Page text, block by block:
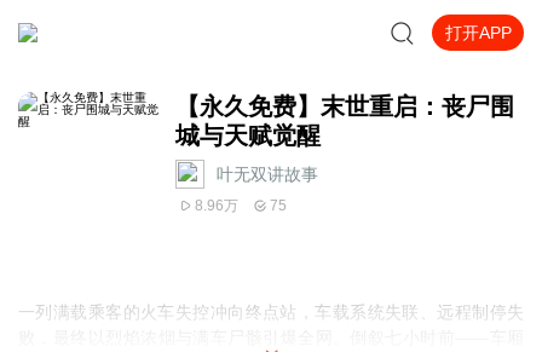
打开APP
【永久免费】末世重启：丧尸围
城与天赋觉醒
叶无双讲故事
8.96万 75
一列满载乘客的火车失控冲向终点站，车载系统失联、远程制停失